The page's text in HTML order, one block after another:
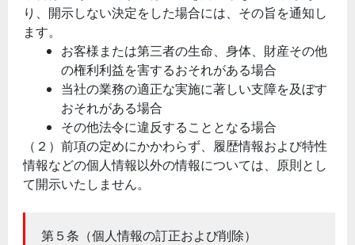
り、開示しない決定をした場合には、その旨を通知し
ます。
お客様または第三者の生命、身体、財産その他
の権利利益を害するおそれがある場合
当社の業務の適正な実施に著しい支障を及ぼす
おそれがある場合
その他法令に違反することとなる場合
（２）前項の定めにかかわらず、履歴情報および特性
情報などの個人情報以外の情報については、原則とし
て開示いたしません。
第５条（個人情報の訂正および削除）